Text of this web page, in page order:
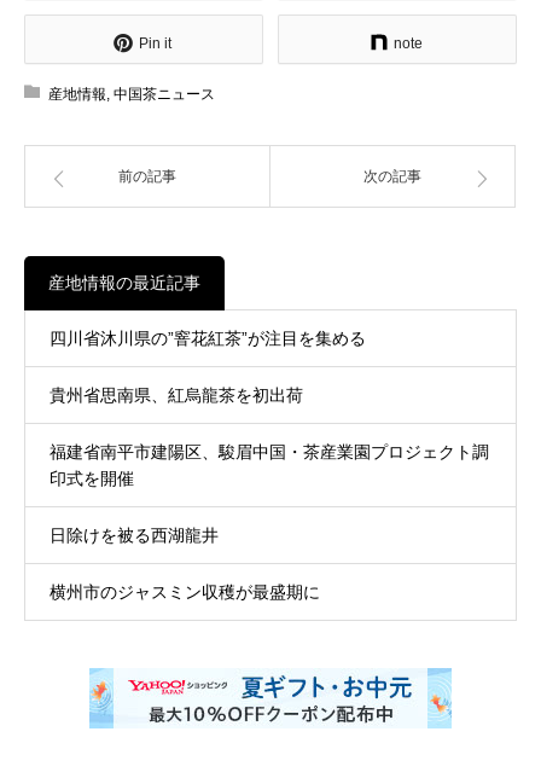
Pin it note
産地情報, 中国茶ニュース
前の記事 次の記事
産地情報の最近記事
四川省沐川県の”窨花紅茶”が注目を集める
貴州省思南県、紅烏龍茶を初出荷
福建省南平市建陽区、駿眉中国・茶産業園プロジェクト調
印式を開催
日除けを被る西湖龍井
横州市のジャスミン収穫が最盛期に